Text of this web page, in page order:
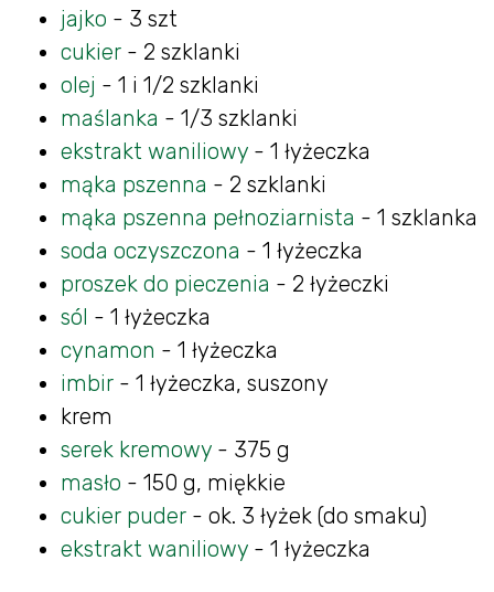
jajko - 3 szt
cukier - 2 szklanki
olej - 1 i 1/2 szklanki
maślanka - 1/3 szklanki
ekstrakt waniliowy - 1 łyżeczka
mąka pszenna - 2 szklanki
mąka pszenna pełnoziarnista - 1 szklanka
soda oczyszczona - 1 łyżeczka
proszek do pieczenia - 2 łyżeczki
sól - 1 łyżeczka
cynamon - 1 łyżeczka
imbir - 1 łyżeczka, suszony
krem
serek kremowy - 375 g
masło - 150 g, miękkie
cukier puder - ok. 3 łyżek (do smaku)
ekstrakt waniliowy - 1 łyżeczka